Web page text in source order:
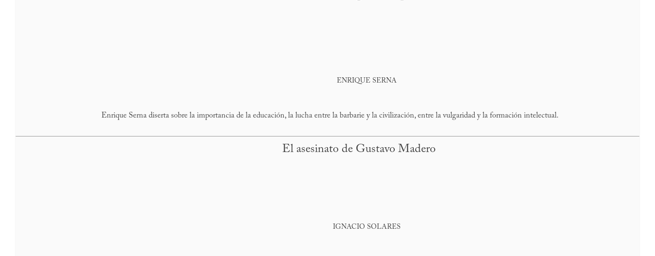
ENRIQUE SERNA
Enrique Serna diserta sobre la importancia de la educación, la lucha entre la barbarie y la civilización, entre la vulgaridad y la formación intelectual.
El asesinato de Gustavo Madero
IGNACIO SOLARES